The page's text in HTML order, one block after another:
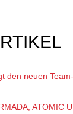
den neuen
ATOMIC